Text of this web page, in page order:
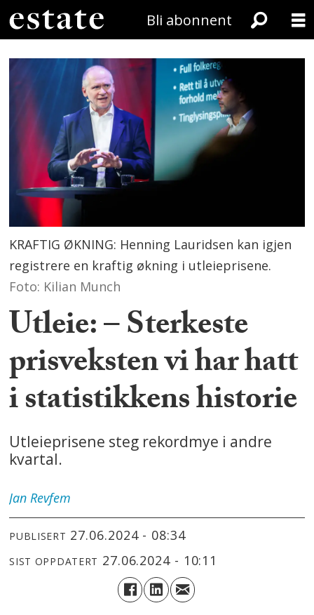
Bli abonnent
KRAFTIG ØKNING: Henning Lauridsen kan igjen
registrere en kraftig økning i utleieprisene.
Foto: Kilian Munch
Utleie: – Sterkeste
prisveksten vi har hatt
i statistikkens historie
Utleieprisene steg rekordmye i andre
kvartal.
Jan Revfem
PUBLISERT 27.06.2024 - 08:34
SIST OPPDATERT 27.06.2024 - 10:11